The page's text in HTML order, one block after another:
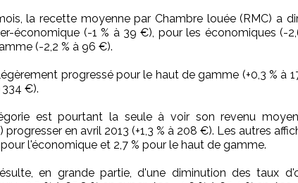
la recette moyenne par Chambre louée (RMC) a
économique (-1 % à 39 €), pour les économiques (-
(-2,2 % à 96 €).
progressé pour le haut de gamme (+0,3 % à
334 €).
est pourtant la seule à voir son revenu
progresser en avril 2013 (+1,3 % à 208 €). Les autres
l'économique et 2,7 % pour le haut de gamme.
en grande partie, d'une diminution des taux